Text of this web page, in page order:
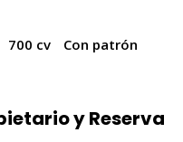
700 cv
Con patrón
y Reserva